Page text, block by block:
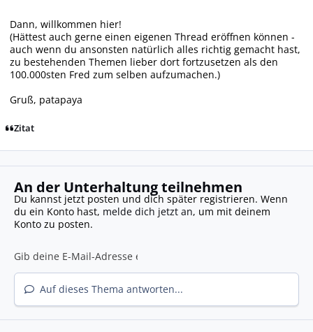
Dann, willkommen hier!
(Hättest auch gerne einen eigenen Thread eröffnen können -
auch wenn du ansonsten natürlich alles richtig gemacht hast,
zu bestehenden Themen lieber dort fortzusetzen als den
100.000sten Fred zum selben aufzumachen.)
Gruß, patapaya
Zitat
An der Unterhaltung teilnehmen
Du kannst jetzt posten und dich später registrieren. Wenn
du ein Konto hast, melde dich jetzt an, um mit deinem
Konto zu posten.
Auf dieses Thema antworten...